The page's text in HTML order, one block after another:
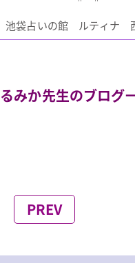
池袋占いの館 ルティナ
るみか先生のブログ
PREV